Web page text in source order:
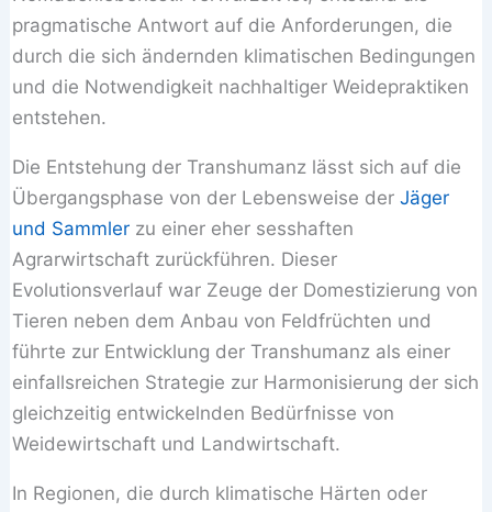
pragmatische Antwort auf die Anforderungen, die
durch die sich ändernden klimatischen Bedingungen
und die Notwendigkeit nachhaltiger Weidepraktiken
entstehen.
Die Entstehung der Transhumanz lässt sich auf die
Übergangsphase von der Lebensweise derJäger
und Sammler zu einer eher sesshaften
Agrarwirtschaft zurückführen. Dieser
Evolutionsverlauf war Zeuge der Domestizierung von
Tieren neben dem Anbau von Feldfrüchten und
führte zur Entwicklung der Transhumanz als einer
einfallsreichen Strategie zur Harmonisierung der sich
gleichzeitig entwickelnden Bedürfnisse von
Weidewirtschaft und Landwirtschaft.
In Regionen, die durch klimatische Härten oder